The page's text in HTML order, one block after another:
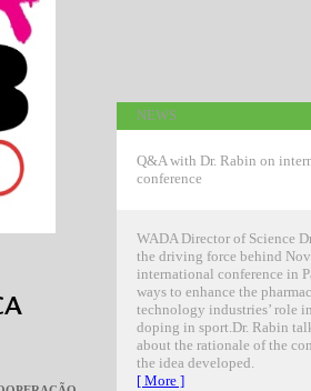
NEWS
Q&A with Dr. Rabin on
conference
WADA Director of Science
the driving force behind
international conference in
ways to enhance the
technology industries’ role
doping in sport.Dr. Rabin
about the rationale of the
the idea developed.
[ More ]